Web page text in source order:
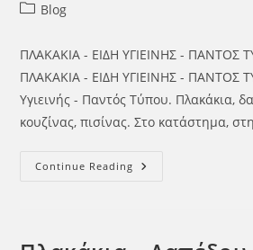
Blog
ΠΛΑΚΑΚΙΑ - ΕΙΔΗ ΥΓΙΕΙΝΗΣ - ΠΑΝΤΟΣ
ΠΛΑΚΑΚΙΑ - ΕΙΔΗ ΥΓΙΕΙΝΗΣ - ΠΑΝΤΟΣ
Υγιεινής - Παντός Τύπου. Πλακάκια,
κουζίνας, πισίνας. Στο κατάστημα,
Continue Reading